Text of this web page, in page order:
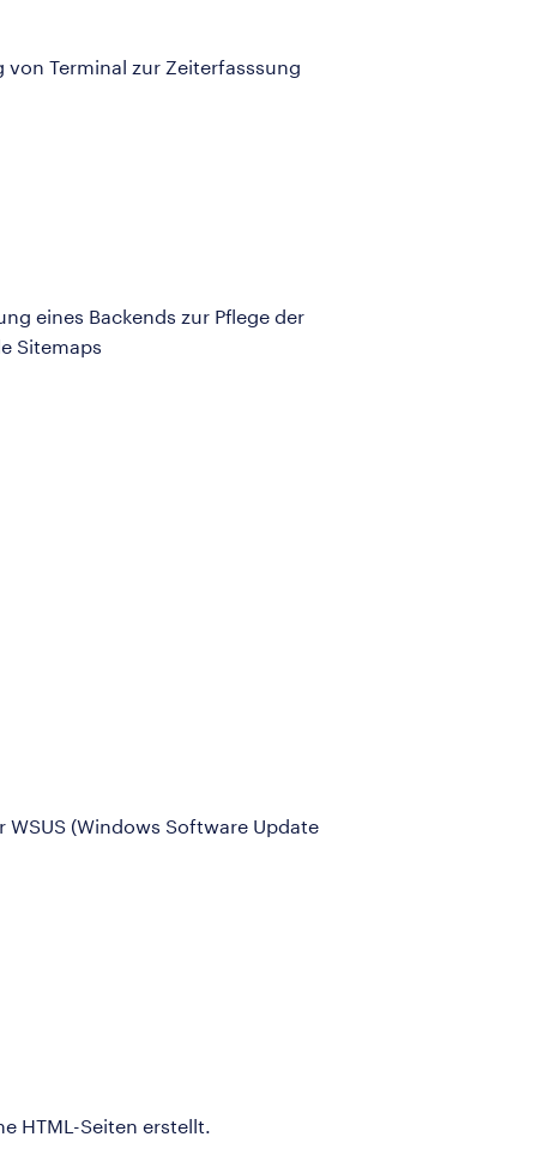
Terminal zur Zeiterfasssung
eines Backends zur Pflege der
Sitemaps
(Windows Software Update
HTML-Seiten erstellt.